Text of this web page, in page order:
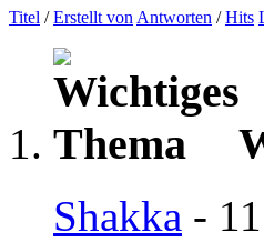
Titel /Erstellt von Antworten /Hits
Shakka -